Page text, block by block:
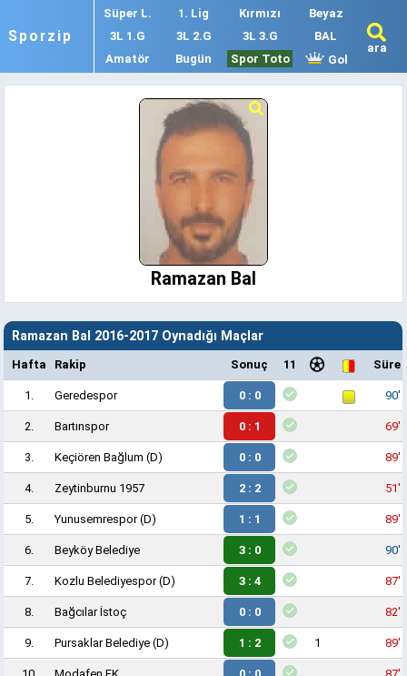
Sporzip
Süper L. 1. Lig Kırmızı
Beyaz
3L 1.G
3L 2.G 3L 3.G
BAL
Amatör
Bugün Spor Toto Gol
ara
Ramazan Bal
Ramazan Bal 2016-2017 Oynadığı Maçlar
Hafta Rakip Sonuç 11 Süre
1. Geredespor 0 : 0 90'
2. Bartınspor 0 : 1 69'
3. Keçiören Bağlum (D) 0 : 0 89'
4. Zeytinburnu 1957 2 : 2 51'
5. Yunusemrespor(D) 1 : 1 89'
6. Beyköy Belediye 3 : 0 90'
7. Kozlu Belediyespor(D) 3 : 4 87'
8. Bağcılar İstoç 0 : 0 82'
9. Pursaklar Belediye (D) 1 : 2 1 89'